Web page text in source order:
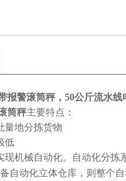
报警滚筒秤，50公斤流水线
筒秤主要特点：
量地分拣货物
低
现机械自动化。自动化分拣
备自动化立体仓库，则整个